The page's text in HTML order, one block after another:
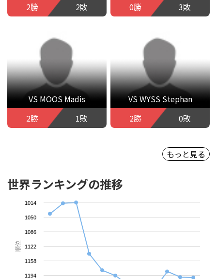
2勝
2敗
0勝
3敗
VS MOOS Madis
2勝
1敗
VS WYSS Stephan
2勝
0敗
もっと見る
世界ランキングの推移
順位
1014
1050
1086
1122
1158
1194